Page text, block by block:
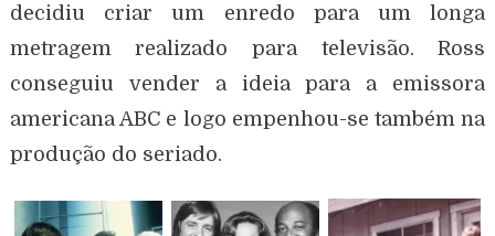
decidiu criar um enredo para um longa
metragem realizado para televisão. Ross
conseguiu vender a ideia para a emissora
americana ABC e logo empenhou-se também na
produção do seriado.